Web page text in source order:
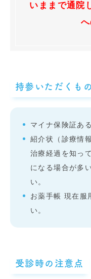
いままで通院
持参いただくもの
マイナ保険証あ
紹介状（診療情
治療経過を知っ
になる場合が多
い。
お薬手帳 現在服
い。
受診時の注意点